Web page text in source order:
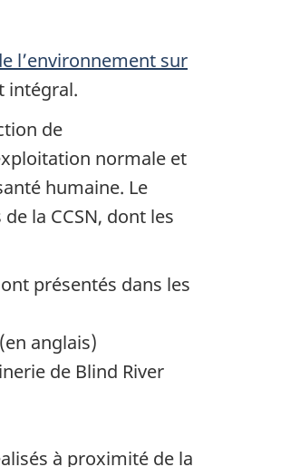
l’environnement sur
intégral.
de
normale et
humaine. Le
la CCSN, dont les
présentés dans les
(en anglais)
de Blind River
à proximité de la